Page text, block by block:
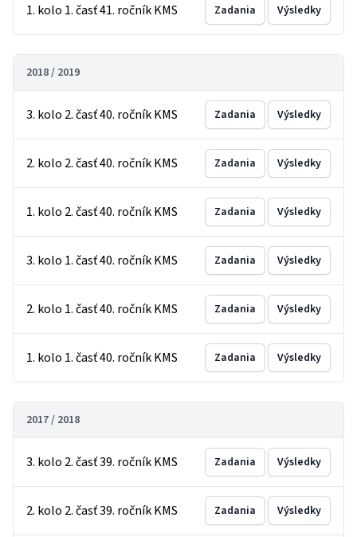
1. kolo 1. časť 41. ročník KMS Zadania Výsledky
2018 / 2019
3. kolo 2. časť 40. ročník KMS Zadania Výsledky
2. kolo 2. časť 40. ročník KMS Zadania Výsledky
1. kolo 2. časť 40. ročník KMS Zadania Výsledky
3. kolo 1. časť 40. ročník KMS Zadania Výsledky
2. kolo 1. časť 40. ročník KMS Zadania Výsledky
1. kolo 1. časť 40. ročník KMS Zadania Výsledky
2017 / 2018
3. kolo 2. časť 39. ročník KMS Zadania Výsledky
2. kolo 2. časť 39. ročník KMS Zadania Výsledky